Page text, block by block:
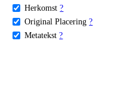
Herkomst ?
Original Placering ?
Metatekst ?